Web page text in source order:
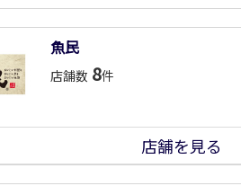
魚民
店舗数 8件
店舗を見る